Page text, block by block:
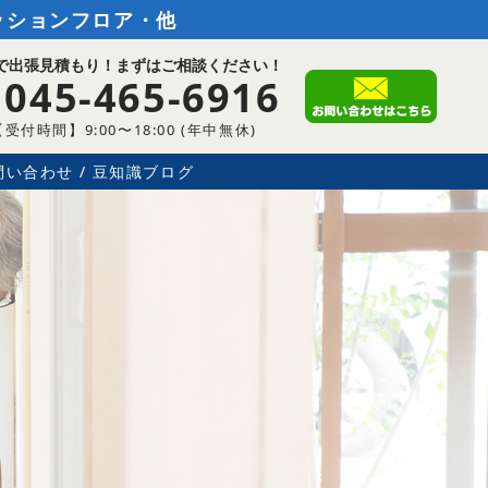
ョンフロア・他
出張見積もり！まずはご相談ください！
045-465-6916
受付時間】9:00〜18:00 (年中無休)
い合わせ 豆知識ブログ